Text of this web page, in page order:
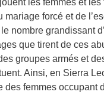
les femmes et les
mariage forcé et de
nombre grandissant
que tirent de ces
groupes armés et
Ainsi, en Sierra
des femmes occupant